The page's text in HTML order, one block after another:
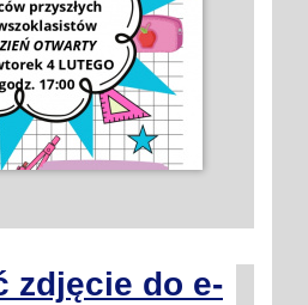
zdjęcie do e-